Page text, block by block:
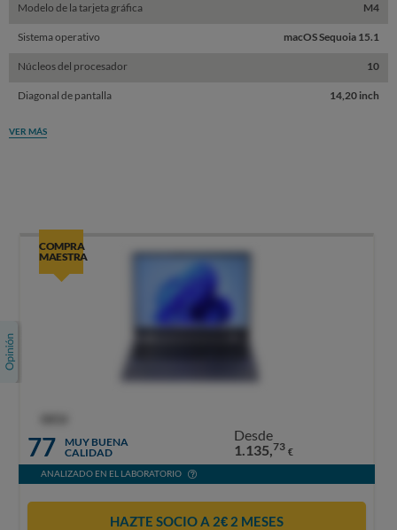
Modelo de la tarjeta gráfica M4
Sistema operativo macOS Sequoia 15.1
Núcleos del procesador 10
Diagonal de pantalla 14,20 inch
VER MÁS
COMPRA
MAESTRA
77
MUY BUENA
CALIDAD
Desde
1.135,73 €
ANALIZADO EN EL LABORATORIO
HAZTE SOCIO A 2€ 2 MESES